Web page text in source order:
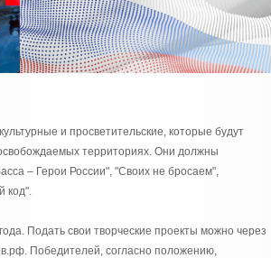
и просветительские, которые будут
территориях. Они должны
– Герои России", "Своих не бросаем",
код".
Подать свои творческие проекты можно через
Победителей, согласно положению,